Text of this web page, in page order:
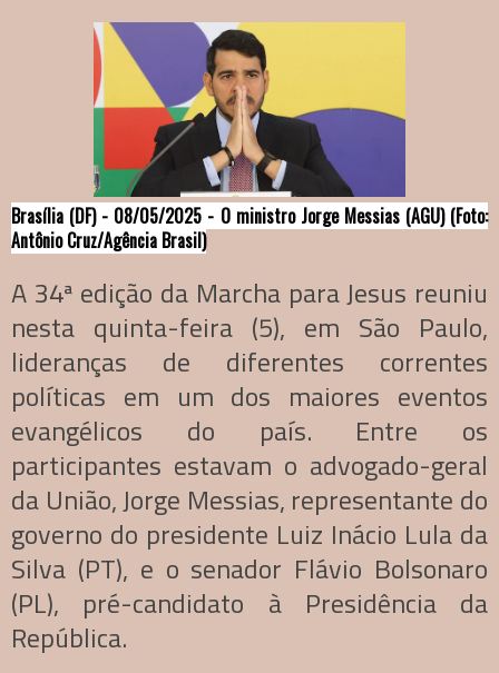
Brasília (DF) - 08/05/2025 - O ministro Jorge Messias (AGU) (Foto:
Antônio Cruz/Agência Brasil)
A 34ª edição da Marcha para Jesus reuniu
nesta quinta-feira (5), em São Paulo,
lideranças de diferentes correntes
políticas em um dos maiores eventos
evangélicos do país. Entre os
participantes estavam o advogado-geral
da União, Jorge Messias, representante do
governo do presidente Luiz Inácio Lula da
Silva (PT), e o senador Flávio Bolsonaro
(PL), pré-candidato à Presidência da
República.